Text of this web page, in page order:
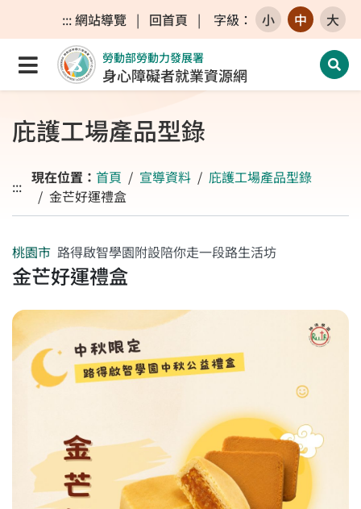
跳至主要內容區
跳至主要選單
跳至網站搜尋
:::網站導覽 | 回首頁 | 字級 ： 小 中 大
點選開啟選單
勞動部勞動力發展署
身心障礙者就業資源網 開
庇護工場產品型錄
::: 現在位置： 首頁 宣導資料
庇護工場產品型錄
金芒好運禮盒
桃園市 路得啟智學園附設陪你走一段路生活坊
金芒好運禮盒